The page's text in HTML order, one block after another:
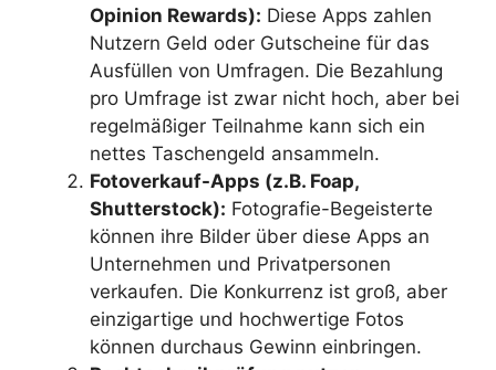
Opinion Rewards): Diese Apps zahlen
Nutzern Geld oder Gutscheine für das
Ausfüllen von Umfragen. Die Bezahlung
pro Umfrage ist zwar nicht hoch, aber bei
regelmäßiger Teilnahme kann sich ein
nettes Taschengeld ansammeln.
Fotoverkauf-Apps (z.B. Foap,
Shutterstock): Fotografie-Begeisterte
können ihre Bilder über diese Apps an
Unternehmen und Privatpersonen
verkaufen. Die Konkurrenz ist groß, aber
einzigartige und hochwertige Fotos
können durchaus Gewinn einbringen.